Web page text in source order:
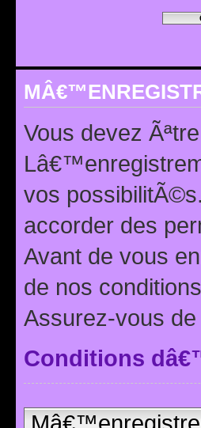
Vous devez
vos
accorder des
Avant de vous
de nos
Assurez-vous
Conditions